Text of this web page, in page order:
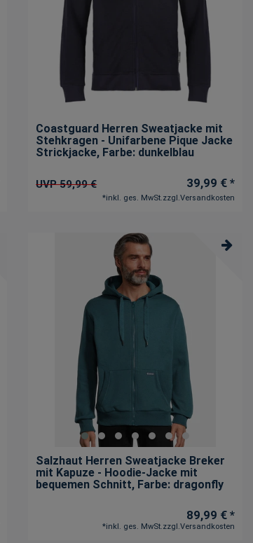
Coastguard Herren Sweatjacke mit
Stehkragen - Unifarbene Pique Jacke
Strickjacke, Farbe: dunkelblau
UVP 59,99 € 39,99 € *
*inkl. ges. MwSt.zzgl.Versandkosten
Salzhaut Herren Sweatjacke Breker
mit Kapuze - Hoodie-Jacke mit
bequemen Schnitt, Farbe: dragonfly
89,99 € *
*inkl. ges. MwSt.zzgl.Versandkosten